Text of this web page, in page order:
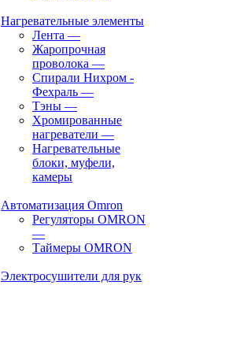
Нагревательные элементы
Лента —
Жаропрочная
проволока —
Спирали Нихром -
Фехраль —
Тэны —
Хромированные
нагреватели —
Нагревательные
блоки, муфели,
камеры
Автоматизация Omron
Регуляторы OMRON
—
Таймеры OMRON
Электросушители для рук